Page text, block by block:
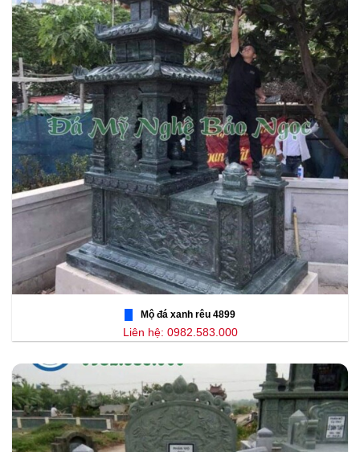
Mộ đá xanh rêu 4899
Liên hệ: 0982.583.000